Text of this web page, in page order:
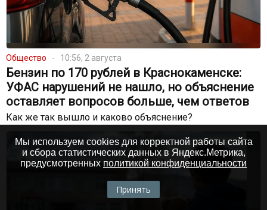
Общество 10:56, 2 августа
Бензин по 170 рублей в Краснокаменске:
УФАС нарушений не нашло, но объяснение
оставляет вопросов больше, чем ответов
Как же так вышло и каково объяснение?
Мы используем cookies для корректной работы сайта
и сбора статистических данных в Яндекс.Метрика,
предусмотренных политикой конфиденциальности
Принять